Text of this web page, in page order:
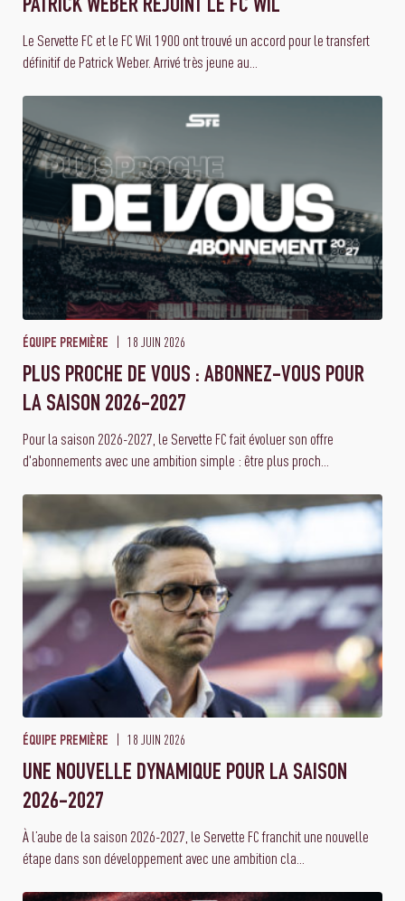
PATRICK WEBER REJOINT LE FC WIL
Le Servette FC et le FC Wil 1900 ont trouvé un accord pour le transfert
définitif de Patrick Weber. Arrivé très jeune au...
ÉQUIPE PREMIÈRE 18 JUIN 2026
PLUS PROCHE DE VOUS : ABONNEZ-VOUS POUR
LA SAISON 2026-2027
Pour la saison 2026-2027, le Servette FC fait évoluer son offre
d'abonnements avec une ambition simple : être plus proch...
ÉQUIPE PREMIÈRE 18 JUIN 2026
UNE NOUVELLE DYNAMIQUE POUR LA SAISON
2026-2027
À l’aube de la saison 2026-2027, le Servette FC franchit une nouvelle
étape dans son développement avec une ambition cla...